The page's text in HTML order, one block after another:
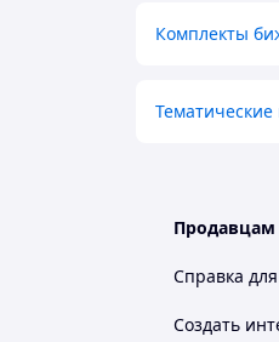
Комплекты
Продавцам
Справка
Создать